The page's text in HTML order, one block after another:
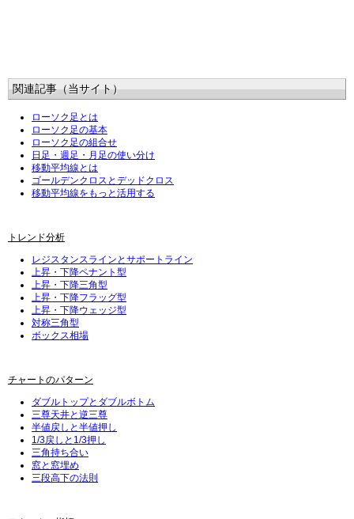
関連記事（当サイト）
ローソク足とは
ローソク足の基本
ローソク足の組合せ
日足・週足・月足の使い分け
移動平均線とは
ゴールデンクロスとデッドクロス
移動平均線をもっと活用する
トレンド分析
レジスタンスラインとサポートライン
上昇・下降ペナント型
上昇・下降三角型
上昇・下降フラッグ型
上昇・下降ウェッジ型
対称三角型
ボックス相場
チャートのパターン
ダブルトップとダブルボトム
三尊天井と逆三尊
半値戻しと半値押し
1/3戻しと1/3押し
三角持ち合い
窓と窓埋め
三段高下の法則